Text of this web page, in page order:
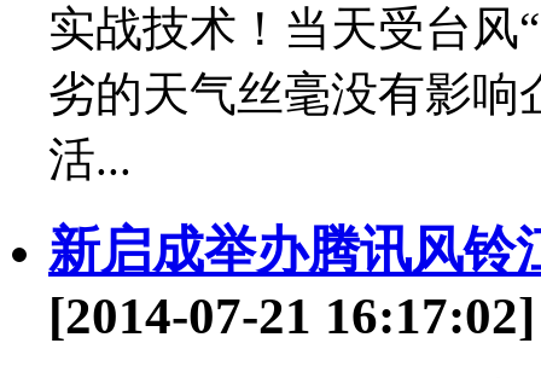
实战技术！当天受台风
劣的天气丝毫没有影响
活...
新启成举办腾讯风铃
[2014-07-21 16:17:02]